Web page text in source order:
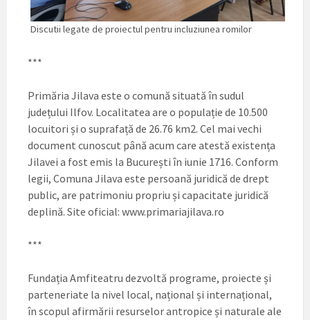
Discutii legate de proiectul pentru incluziunea romilor
***
Primăria Jilava este o comună situată în sudul
județului Ilfov. Localitatea are o populație de 10.500
locuitori și o suprafață de 26.76 km2. Cel mai vechi
document cunoscut până acum care atestă existența
Jilavei a fost emis la București în iunie 1716. Conform
legii, Comuna Jilava este persoană juridică de drept
public, are patrimoniu propriu și capacitate juridică
deplină. Site oficial: www.primariajilava.ro
***
Fundația Amfiteatru dezvoltă programe, proiecte și
parteneriate la nivel local, național și internațional,
în scopul afirmării resurselor antropice și naturale ale